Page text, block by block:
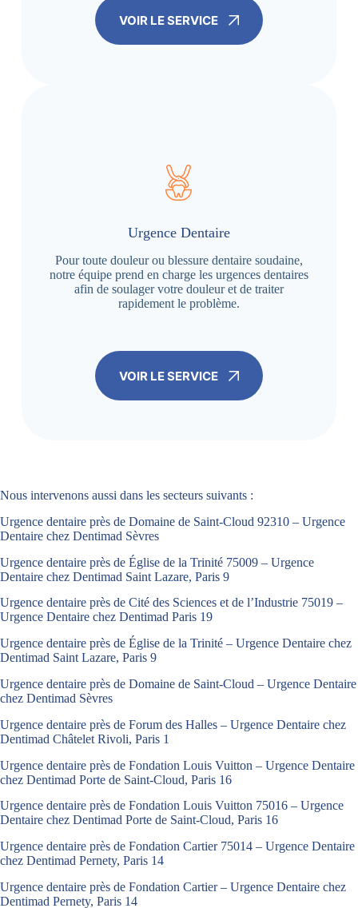
VOIR LE SERVICE
Urgence Dentaire
Pour toute douleur ou blessure dentaire soudaine,
notre équipe prend en charge les urgences dentaires
afin de soulager votre douleur et de traiter
rapidement le problème.
VOIR LE SERVICE
Nous intervenons aussi dans les secteurs suivants :
Urgence dentaire près de Domaine de Saint-Cloud 92310 – Urgence
Dentaire chez Dentimad Sèvres
Urgence dentaire près de Église de la Trinité 75009 – Urgence
Dentaire chez Dentimad Saint Lazare, Paris 9
Urgence dentaire près de Cité des Sciences et de l’Industrie 75019 –
Urgence Dentaire chez Dentimad Paris 19
Urgence dentaire près de Église de la Trinité – Urgence Dentaire chez
Dentimad Saint Lazare, Paris 9
Urgence dentaire près de Domaine de Saint-Cloud – Urgence Dentaire
chez Dentimad Sèvres
Urgence dentaire près de Forum des Halles – Urgence Dentaire chez
Dentimad Châtelet Rivoli, Paris 1
Urgence dentaire près de Fondation Louis Vuitton – Urgence Dentaire
chez Dentimad Porte de Saint-Cloud, Paris 16
Urgence dentaire près de Fondation Louis Vuitton 75016 – Urgence
Dentaire chez Dentimad Porte de Saint-Cloud, Paris 16
Urgence dentaire près de Fondation Cartier 75014 – Urgence Dentaire
chez Dentimad Pernety, Paris 14
Urgence dentaire près de Fondation Cartier – Urgence Dentaire chez
Dentimad Pernety, Paris 14